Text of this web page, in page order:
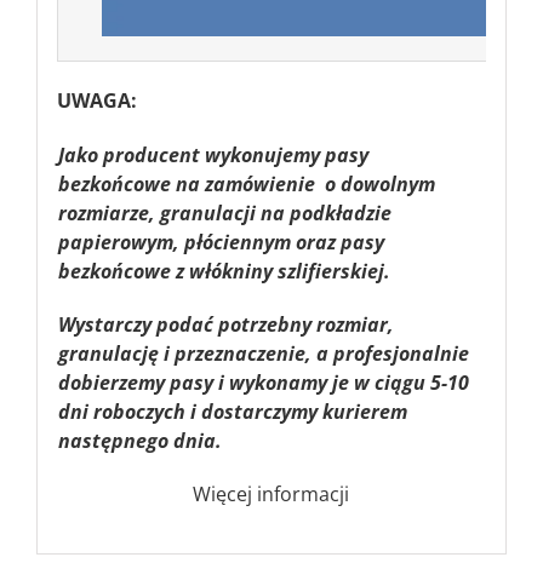
UWAGA:
Jako producent wykonujemy pasy
bezkońcowe na zamówienie o dowolnym
rozmiarze, granulacji na podkładzie
papierowym, płóciennym oraz pasy
bezkońcowe z włókniny szlifierskiej.
Wystarczy podać potrzebny rozmiar,
granulację i przeznaczenie, a profesjonalnie
dobierzemy pasy i wykonamy je w ciągu 5-10
dni roboczych i dostarczymy kurierem
następnego dnia.
Więcej informacji